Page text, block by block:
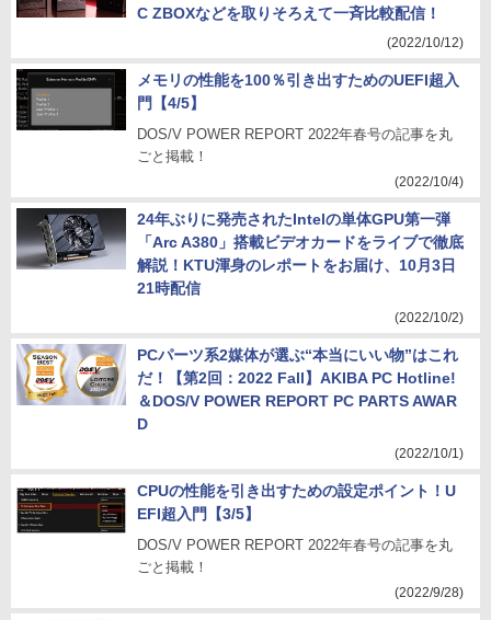
C ZBOXなどを取りそろえて一斉比較配信！
(2022/10/12)
メモリの性能を100％引き出すためのUEFI超入
門【4/5】
DOS/V POWER REPORT 2022年春号の記事を丸
ごと掲載！
(2022/10/4)
24年ぶりに発売されたIntelの単体GPU第一弾
「Arc A380」搭載ビデオカードをライブで徹底
解説！KTU渾身のレポートをお届け、10月3日
21時配信
(2022/10/2)
PCパーツ系2媒体が選ぶ“本当にいい物”はこれ
だ！【第2回：2022 Fall】AKIBA PC Hotline!
＆DOS/V POWER REPORT PC PARTS AWAR
D
(2022/10/1)
CPUの性能を引き出すための設定ポイント！U
EFI超入門【3/5】
DOS/V POWER REPORT 2022年春号の記事を丸
ごと掲載！
(2022/9/28)